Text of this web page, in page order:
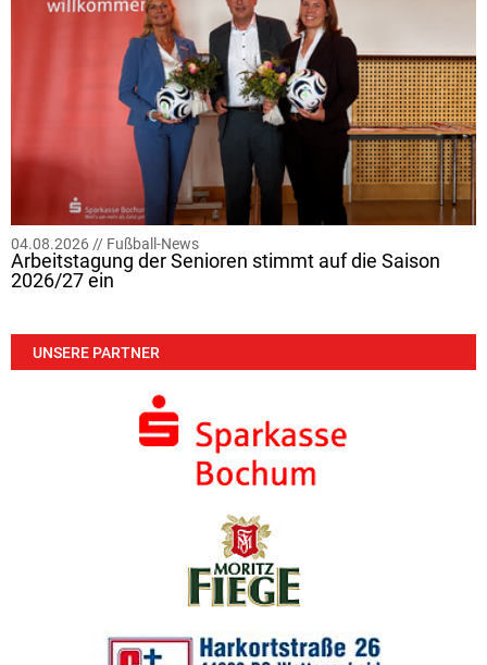
04.08.2026 // Fußball-News
Arbeitstagung der Senioren stimmt auf die Saison
2026/27 ein
UNSERE PARTNER